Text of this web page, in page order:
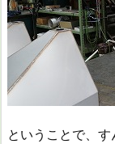
ということで、